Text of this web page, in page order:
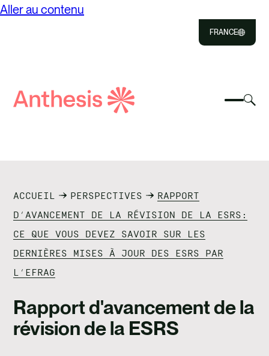
Aller au contenu
FRANCE
RESSOURCES
CONTACT
Rechercher
ACCUEIL PERSPECTIVES
RAPPORT
D’AVANCEMENT DE LA RÉVISION DE LA ESRS:
CE QUE VOUS DEVEZ SAVOIR SUR LES
DERNIÈRES MISES À JOUR DES ESRS PAR
L’EFRAG
Rapport d'avancement de la
révision de la ESRS